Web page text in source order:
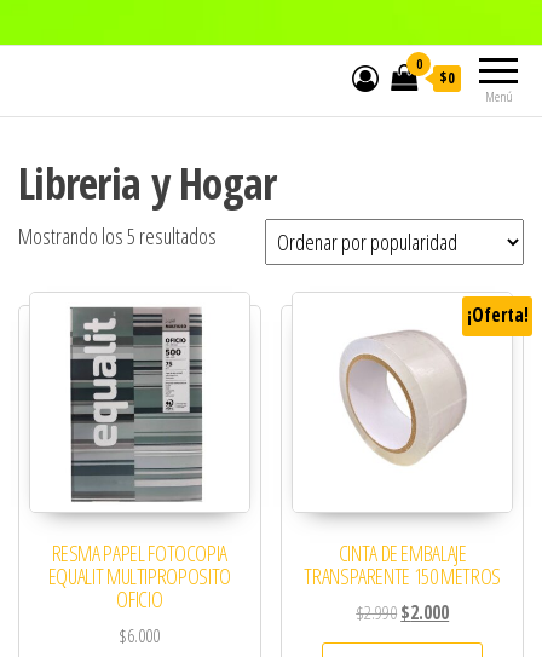
Menú
0
$0
Libreria y Hogar
Mostrando los 5 resultados Ordenado por popularidad
RESMA PAPEL FOTOCOPIA
EQUALIT MULTIPROPOSITO
OFICIO
$6.000
¡Oferta!
CINTA DE EMBALAJE
TRANSPARENTE 150 METROS
$2.990El precio original era:
$2.000El precio